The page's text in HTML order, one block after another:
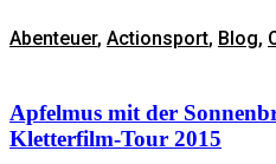
Abenteuer, Actionsport, Blog,
Apfelmus mit der
Kletterfilm-Tour 2015